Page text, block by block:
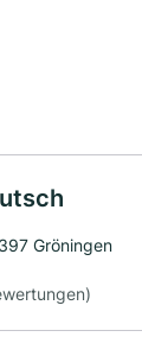
Gröningen